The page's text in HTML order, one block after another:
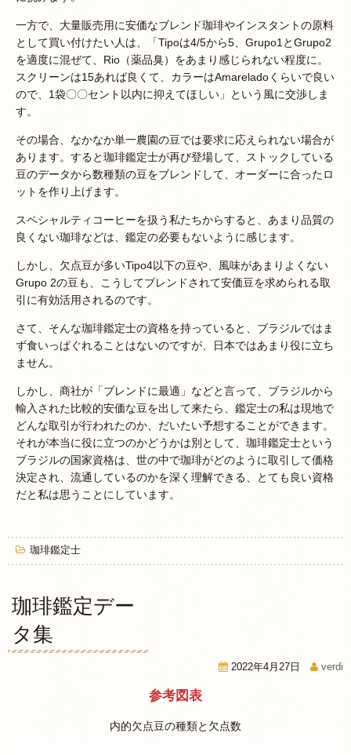
一方で、大量販売用に安価なブレンド珈琲やインスタントの原料
として買い付けたい人は、「Tipoは4/5から5、Grupo1とGrupo2
を適度に混ぜて、Rio（薬品臭）をあまり感じられない程度に。
スクリーンは15あれば良くて、カラーはAmareladoくらいで良い
ので、1袋〇〇セント以内に抑えてほしい」という風に交渉しま
す。
その場合、なかなか単一農園の豆では要求に応えられない場合が
あります。すると珈琲鑑定士が再び登場して、ストックしている
豆のデータから数種類の豆をブレンドして、オーダーに合ったロ
ットを作り上げます。
スペシャルティコーヒーを扱う私たちからすると、あまり品質の
良くない珈琲などは、鑑定の必要もないように感じます。
しかし、欠点豆が多いTipo4以下の豆や、風味があまりよくない
Grupo 2の豆も、こうしてブレンドされて安価豆を求められる取
引に有効活用されるのです。
さて、そんな珈琲鑑定士の資格を持っていると、ブラジルではま
ず食いっぱぐれることはないのですが、日本ではあまり役に立ち
ません。
しかし、商社が「ブレンドに最適」などと言って、ブラジルから
輸入された比較的安価な豆を出して来たら、鑑定士の私は現地で
どんな取引が行われたのか、だいたい予想することができます。
それが本当に役に立つのかどうかは別として、珈琲鑑定士という
ブラジルの国家資格は、世の中で珈琲がどのように取引して価格
決定され、流通しているのかを深く理解できる、とても良い資格
だと私は思うことにしています。
珈琲鑑定士
珈琲鑑定デー
タ集
2022年4月27日 verdi
参考図表
内的欠点豆の種類と欠点数